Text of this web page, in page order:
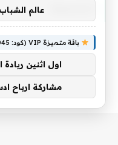
عالم الشباب
باقة متميزة VIP (كود: AA38045):
اول اثنين ريادة
مشاركة ارباح